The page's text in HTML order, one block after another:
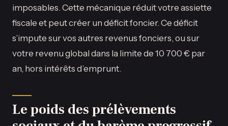
imposables. Cette mécanique réduit votre assiette
fiscale et peut créer un déficit foncier. Ce déficit
s’impute sur vos autres revenus fonciers, ou sur
votre revenu global dans la limite de 10 700 € par
an, hors intérêts d’emprunt.
Le poids des prélèvements